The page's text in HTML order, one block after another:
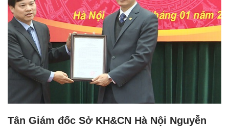
Tân Giám đốc Sở KH&CN Hà Nội Nguyễn